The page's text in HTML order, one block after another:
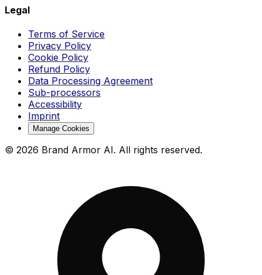
Legal
Terms of Service
Privacy Policy
Cookie Policy
Refund Policy
Data Processing Agreement
Sub-processors
Accessibility
Imprint
Manage Cookies
© 2026 Brand Armor AI. All rights reserved.